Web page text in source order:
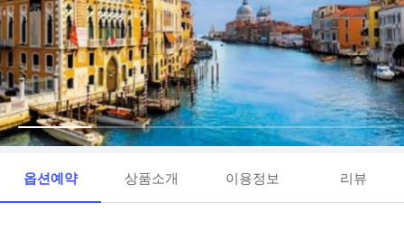
옵션예약 상품소개 이용정보 리뷰